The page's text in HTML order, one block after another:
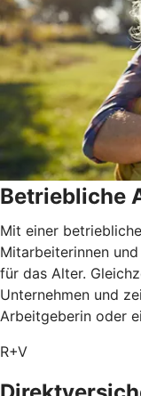
Betriebliche
Mit einer
Mitarbeiterinnen
für das Alter.
Unternehmen und
Arbeitgeberin oder
R+V